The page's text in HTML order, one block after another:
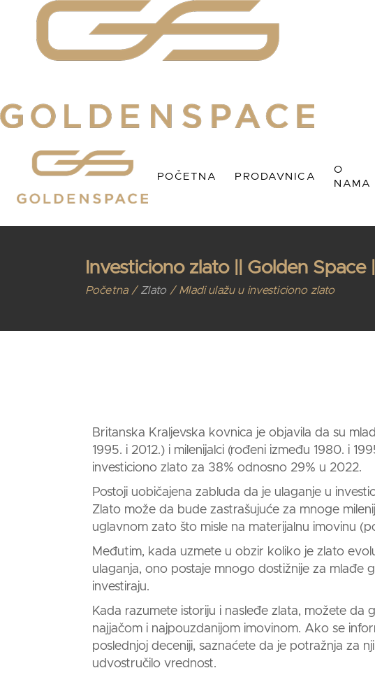
POČETNA PRODAVNICA
Prodavnica Zlata
Prodavnica Srebra
O
NAMA
O
Prodavnica Zlata
Prodavnica Srebra
Korpa Politika
Investiciono zlato || Golden Space
Početna Zlato Mladi ulažu u investiciono zlato
Britanska Kraljevska kovnica je objavila da su
1995. i 2012.) i milenijalci (rođeni između 1980. i
investiciono zlato za 38% odnosno 29% u 2022.
Postoji uobičajena zabluda da je ulaganje u
Zlato može da bude zastrašujuće za mnoge
uglavnom zato što misle na materijalnu imovinu
Međutim, kada uzmete u obzir koliko je zlato
ulaganja, ono postaje mnogo dostižnije za mlađe
investiraju.
Kada razumete istoriju i nasleđe zlata, možete da
najjačom i najpouzdanijom imovinom. Ako se
poslednjoj deceniji, saznaćete da je potražnja za
udvostručilo vrednost.